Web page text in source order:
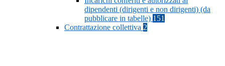
dipendenti (dirigenti e non dirigenti) (da
pubblicare in tabelle) 151
Contrattazione collettiva 2